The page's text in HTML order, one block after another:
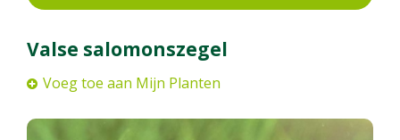
Valse salomonszegel
Voeg toe aan Mijn Planten